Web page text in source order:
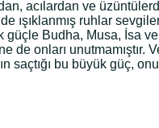
acılardan ve
ışıklanmış ruhlar
güçle Budha, Musa, İsa
onları unutmamıştır.
saçtığı bu büyük güç,